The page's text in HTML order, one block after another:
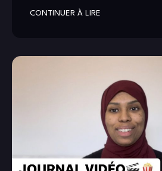
CONTINUER À LIRE